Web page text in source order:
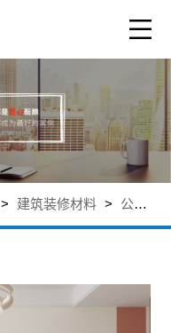
> 建筑装修材料 > 公司产品